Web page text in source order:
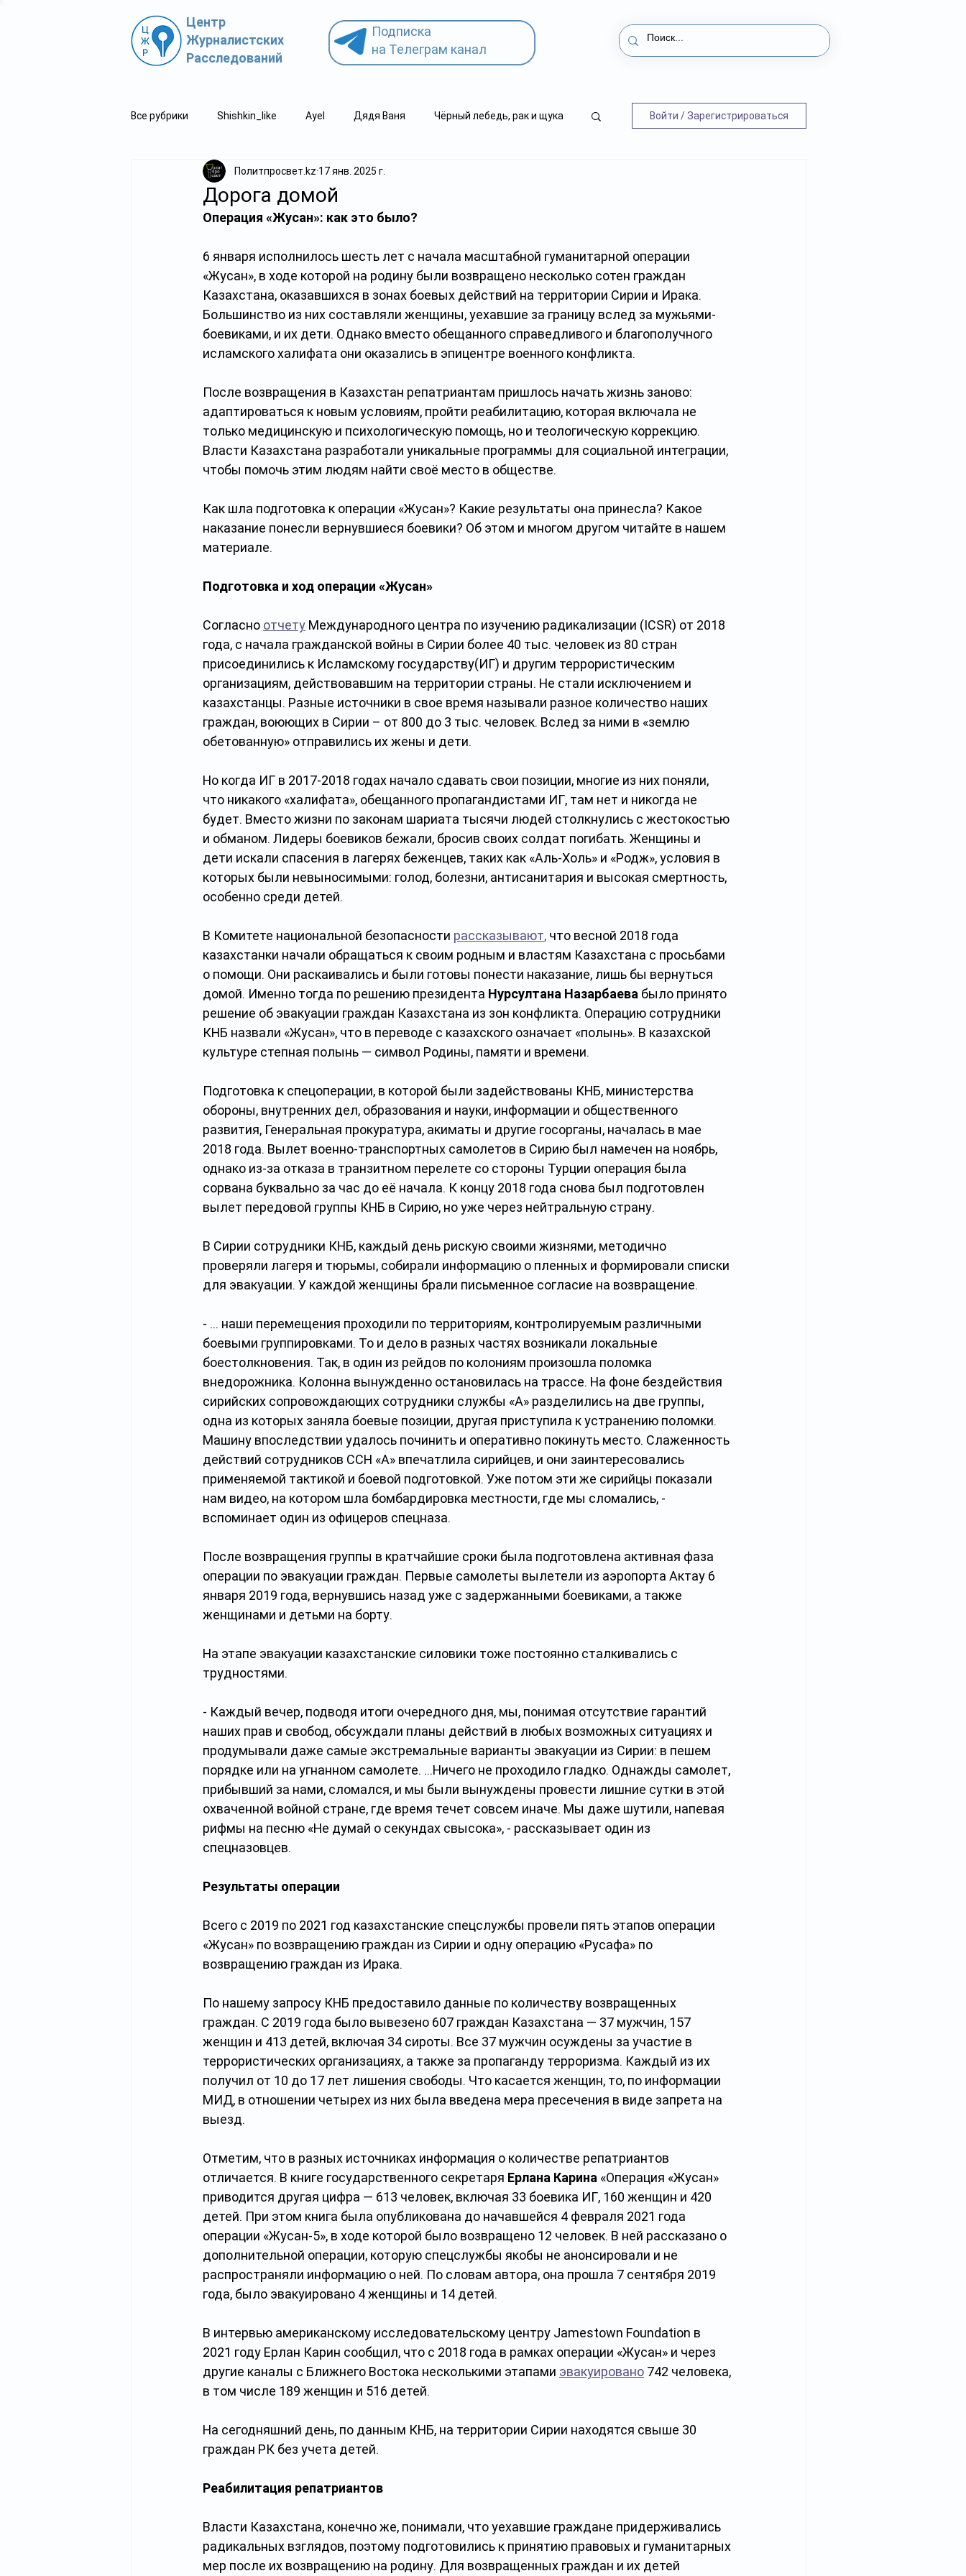
Центр
Журналистских
Расследований
Подписка
на Телеграм канал
Все рубрики Shishkin_like Ayel Дядя Ваня Чёрный лебедь, рак и щука
Политпросвет.kz Свидетель.kz детский суицид
Войти / Зарегистрироваться
Дорога домой
Политпросвет.kz 17 янв. 2025 г.
Операция «Жусан»: как это было?
6 января исполнилось шесть лет с начала масштабной гуманитарной операции
«Жусан», в ходе которой на родину были возвращено несколько сотен граждан
Казахстана, оказавшихся в зонах боевых действий на территории Сирии и Ирака.
Большинство из них составляли женщины, уехавшие за границу вслед за мужьями-
боевиками, и их дети. Однако вместо обещанного справедливого и благополучного
исламского халифата они оказались в эпицентре военного конфликта.
После возвращения в Казахстан репатриантам пришлось начать жизнь заново:
адаптироваться к новым условиям, пройти реабилитацию, которая включала не
только медицинскую и психологическую помощь, но и теологическую коррекцию.
Власти Казахстана разработали уникальные программы для социальной интеграции,
чтобы помочь этим людям найти своё место в обществе.
Как шла подготовка к операции «Жусан»? Какие результаты она принесла? Какое
наказание понесли вернувшиеся боевики? Об этом и многом другом читайте в нашем
материале.
Подготовка и ход операции «Жусан»
Согласно отчету Международного центра по изучению радикализации (ICSR) от 2018
года, с начала гражданской войны в Сирии более 40 тыс. человек из 80 стран
присоединились к Исламскому государству(ИГ) и другим террористическим
организациям, действовавшим на территории страны. Не стали исключением и
казахстанцы. Разные источники в свое время называли разное количество наших
граждан, воюющих в Сирии – от 800 до 3 тыс. человек. Вслед за ними в «землю
обетованную» отправились их жены и дети.
Но когда ИГ в 2017-2018 годах начало сдавать свои позиции, многие из них поняли,
что никакого «халифата», обещанного пропагандистами ИГ, там нет и никогда не
будет. Вместо жизни по законам шариата тысячи людей столкнулись с жестокостью
и обманом. Лидеры боевиков бежали, бросив своих солдат погибать. Женщины и
дети искали спасения в лагерях беженцев, таких как «Аль-Холь» и «Родж», условия в
которых были невыносимыми: голод, болезни, антисанитария и высокая смертность,
особенно среди детей.
В Комитете национальной безопасности рассказывают, что весной 2018 года
казахстанки начали обращаться к своим родным и властям Казахстана с просьбами
о помощи. Они раскаивались и были готовы понести наказание, лишь бы вернуться
домой. Именно тогда по решению президента Нурсултана Назарбаева было принято
решение об эвакуации граждан Казахстана из зон конфликта. Операцию сотрудники
КНБ назвали «Жусан», что в переводе с казахского означает «полынь». В казахской
культуре степная полынь — символ Родины, памяти и времени.
Подготовка к спецоперации, в которой были задействованы КНБ, министерства
обороны, внутренних дел, образования и науки, информации и общественного
развития, Генеральная прокуратура, акиматы и другие госорганы, началась в мае
2018 года. Вылет военно-транспортных самолетов в Сирию был намечен на ноябрь,
однако из-за отказа в транзитном перелете со стороны Турции операция была
сорвана буквально за час до её начала. К концу 2018 года снова был подготовлен
вылет передовой группы КНБ в Сирию, но уже через нейтральную страну.
В Сирии сотрудники КНБ, каждый день рискую своими жизнями, методично
проверяли лагеря и тюрьмы, собирали информацию о пленных и формировали списки
для эвакуации. У каждой женщины брали письменное согласие на возвращение.
- … наши перемещения проходили по территориям, контролируемым различными
боевыми группировками. То и дело в разных частях возникали локальные
боестолкновения. Так, в один из рейдов по колониям произошла поломка
внедорожника. Колонна вынужденно остановилась на трассе. На фоне бездействия
сирийских сопровождающих сотрудники службы «А» разделились на две группы,
одна из которых заняла боевые позиции, другая приступила к устранению поломки.
Машину впоследствии удалось починить и оперативно покинуть место. Слаженность
действий сотрудников ССН «А» впечатлила сирийцев, и они заинтересовались
применяемой тактикой и боевой подготовкой. Уже потом эти же сирийцы показали
нам видео, на котором шла бомбардировка местности, где мы сломались, -
вспоминает один из офицеров спецназа.
После возвращения группы в кратчайшие сроки была подготовлена активная фаза
операции по эвакуации граждан. Первые самолеты вылетели из аэропорта Актау 6
января 2019 года, вернувшись назад уже с задержанными боевиками, а также
женщинами и детьми на борту.
На этапе эвакуации казахстанские силовики тоже постоянно сталкивались с
трудностями.
- Каждый вечер, подводя итоги очередного дня, мы, понимая отсутствие гарантий
наших прав и свобод, обсуждали планы действий в любых возможных ситуациях и
продумывали даже самые экстремальные варианты эвакуации из Сирии: в пешем
порядке или на угнанном самолете. …Ничего не проходило гладко. Однажды самолет,
прибывший за нами, сломался, и мы были вынуждены провести лишние сутки в этой
охваченной войной стране, где время течет совсем иначе. Мы даже шутили, напевая
рифмы на песню «Не думай о секундах свысока», - рассказывает один из
спецназовцев.
Результаты операции
Всего с 2019 по 2021 год казахстанские спецслужбы провели пять этапов операции
«Жусан» по возвращению граждан из Сирии и одну операцию «Русафа» по
возвращению граждан из Ирака.
По нашему запросу КНБ предоставило данные по количеству возвращенных
граждан. С 2019 года было вывезено 607 граждан Казахстана — 37 мужчин, 157
женщин и 413 детей, включая 34 сироты. Все 37 мужчин осуждены за участие в
террористических организациях, а также за пропаганду терроризма. Каждый из их
получил от 10 до 17 лет лишения свободы. Что касается женщин, то, по информации
МИД, в отношении четырех из них была введена мера пресечения в виде запрета на
выезд.
Отметим, что в разных источниках информация о количестве репатриантов
отличается. В книге государственного секретаря Ерлана Карина «Операция «Жусан»
приводится другая цифра — 613 человек, включая 33 боевика ИГ, 160 женщин и 420
детей. При этом книга была опубликована до начавшейся 4 февраля 2021 года
операции «Жусан-5», в ходе которой было возвращено 12 человек. В ней рассказано о
дополнительной операции, которую спецслужбы якобы не анонсировали и не
распространяли информацию о ней. По словам автора, она прошла 7 сентября 2019
года, было эвакуировано 4 женщины и 14 детей.
В интервью американскому исследовательскому центру Jamestown Foundation в
2021 году Ерлан Карин сообщил, что с 2018 года в рамках операции «Жусан» и через
другие каналы c Ближнего Востока несколькими этапами эвакуировано 742 человека,
в том числе 189 женщин и 516 детей.
На сегодняшний день, по данным КНБ, на территории Сирии находятся свыше 30
граждан РК без учета детей.
Реабилитация репатриантов
Власти Казахстана, конечно же, понимали, что уехавшие граждане придерживались
радикальных взглядов, поэтому подготовились к принятию правовых и гуманитарных
мер после их возвращению на родину. Для возвращенных граждан и их детей